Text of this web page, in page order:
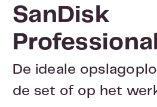
SanDisk
Professional
De ideale
de set of op het